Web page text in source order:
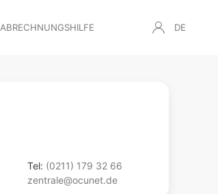
ABRECHNUNGSHILFE DE
Tel: (0211) 179 32 66
zentrale@ocunet.de